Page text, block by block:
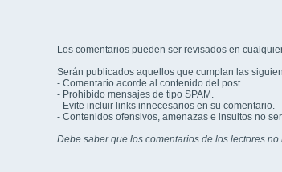
Los comentarios pueden ser revisados en
Serán publicados aquellos que cumplan las
- Comentario acorde al contenido del post.
- Prohibido mensajes de tipo SPAM.
- Evite incluir links innecesarios en su comentario.
- Contenidos ofensivos, amenazas e insultos no
Debe saber que los comentarios de los lectores